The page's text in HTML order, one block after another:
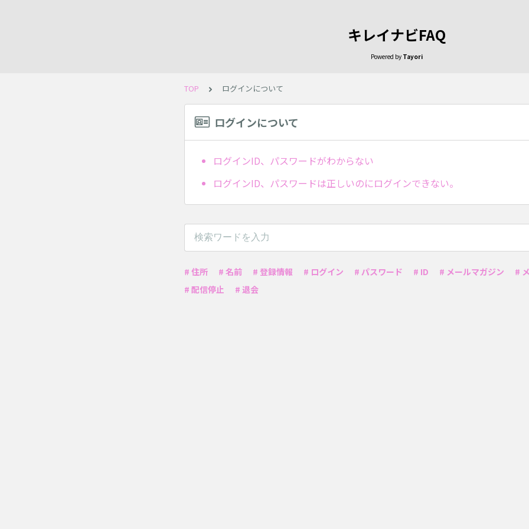
キレイナビFAQ
Powered by Tayori
TOP ログインについて
ログインについて
ログインID、パスワードがわからない
ログインID、パスワードは正しいのにログインできない。
# 住所 # 名前 # 登録情報 # ログイン # パスワード # ID # メールマガジン
#
# 配信停止
# 退会